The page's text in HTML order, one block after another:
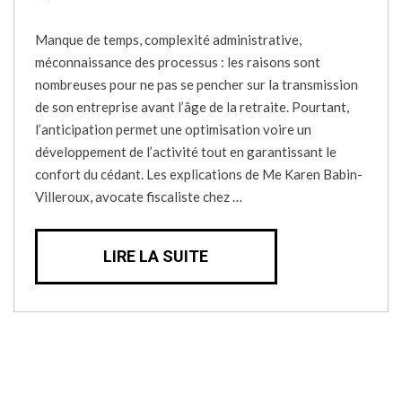
Manque de temps, complexité administrative,
méconnaissance des processus : les raisons sont
nombreuses pour ne pas se pencher sur la transmission
de son entreprise avant l’âge de la retraite. Pourtant,
l’anticipation permet une optimisation voire un
développement de l’activité tout en garantissant le
confort du cédant. Les explications de Me Karen Babin-
Villeroux, avocate fiscaliste chez …
LIRE LA SUITE